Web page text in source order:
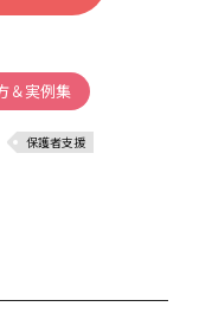
＆実例集
保護者支援